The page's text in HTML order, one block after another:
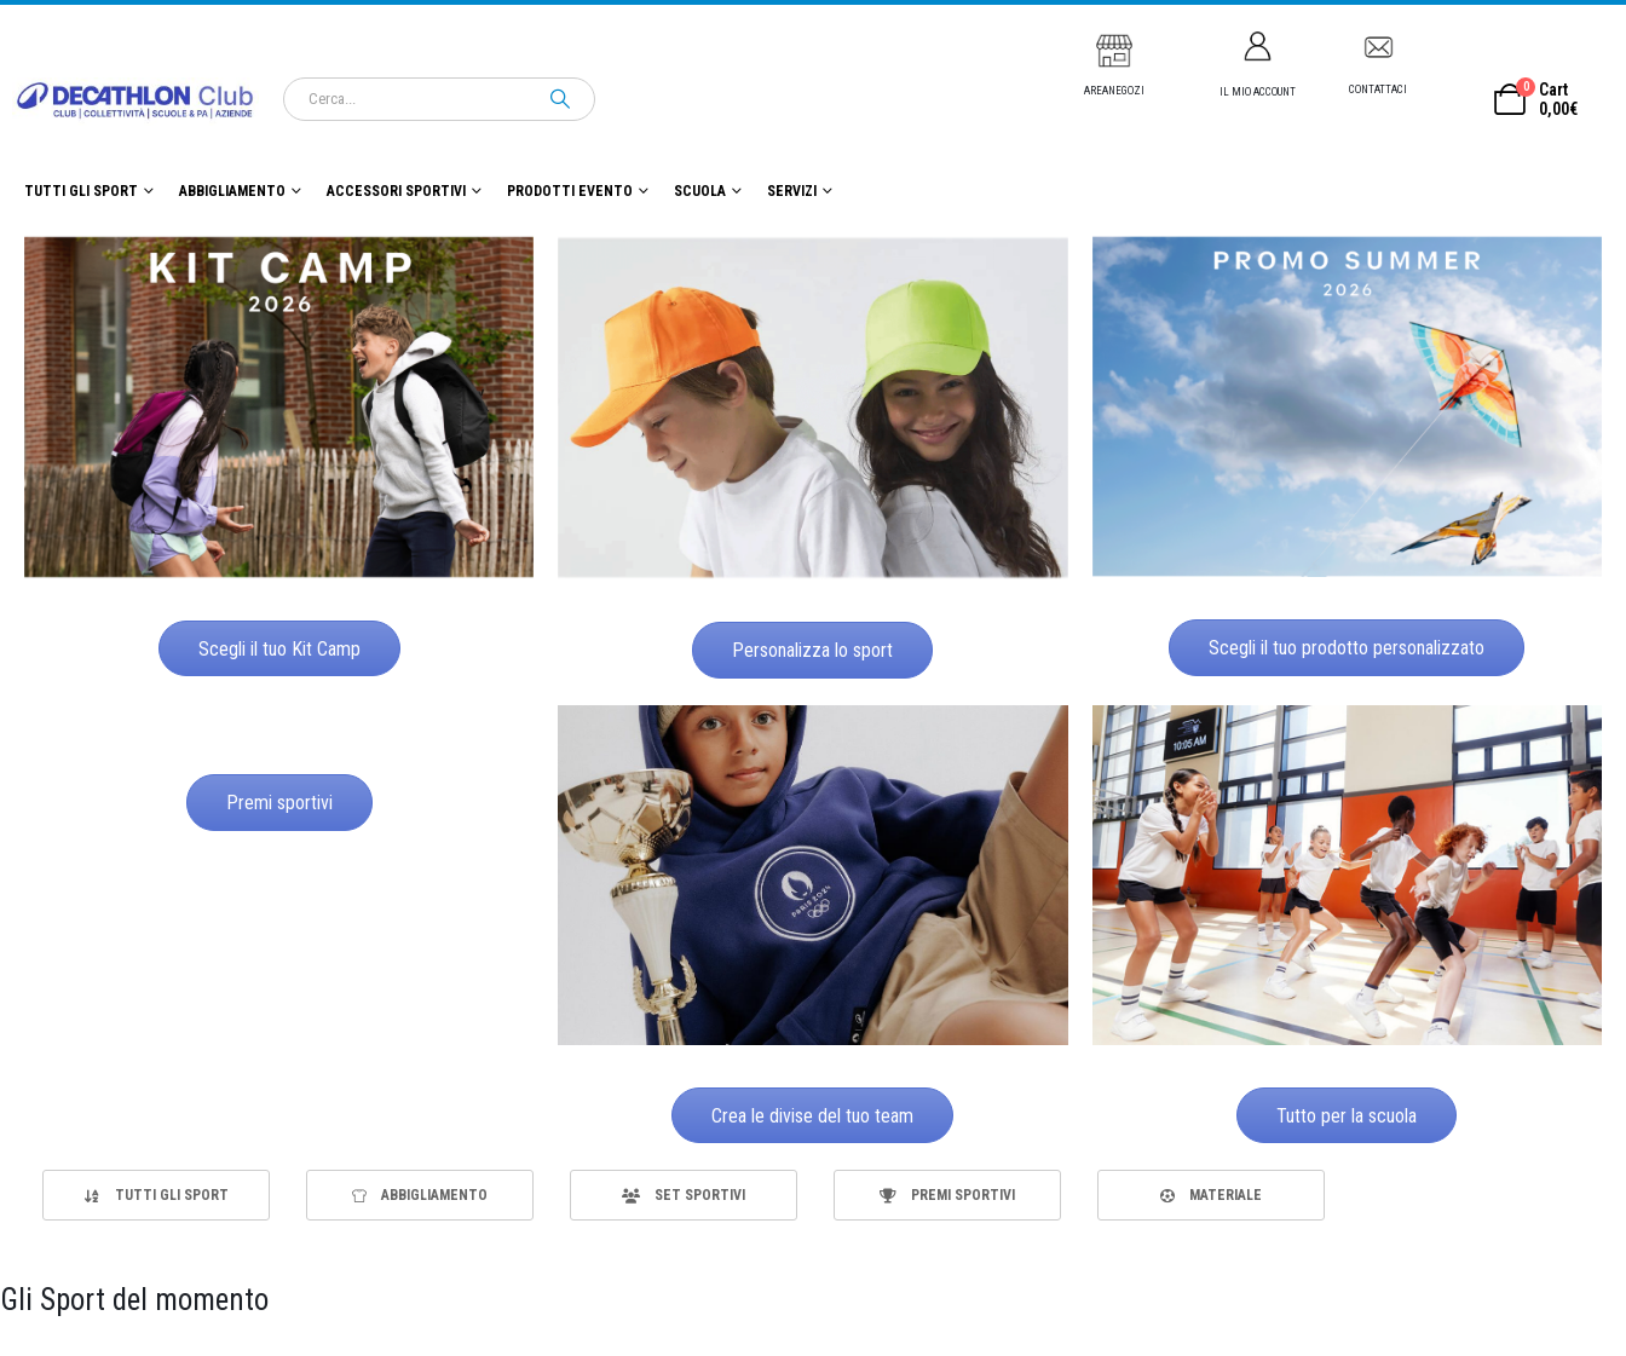
AREANEGOZI IL MIO ACCOUNT CONTATTACI 0
Cart
0,00€
TUTTI GLI SPORT ABBIGLIAMENTO ACCESSORI SPORTIVI PRODOTTI EVENTO SCUOLA SERVIZI
Scegli il tuo Kit Camp Personalizza lo sport Scegli il tuo prodotto personalizzato
Premi sportivi
Crea le divise del tuo team Tutto per la scuola
TUTTI GLI SPORT ABBIGLIAMENTO SET SPORTIVI PREMI SPORTIVI MATERIALE
Gli Sport del momento